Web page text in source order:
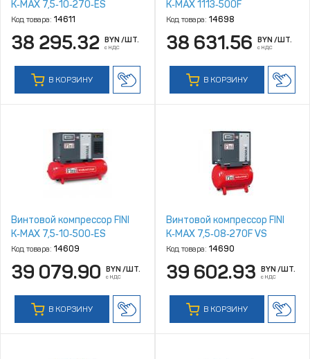
K‑MAX 7,5‑10‑270‑ES
Код товара: 14611
38 295.32 BYN /ШТ.
с НДС
В КОРЗИНУ
K‑MAX 1113‑500F
Код товара: 14698
38 631.56 BYN /ШТ.
с НДС
В КОРЗИНУ
Винтовой компрессор FINI
K‑MAX 7,5‑10‑500‑ES
Код товара: 14609
39 079.90 BYN /ШТ.
с НДС
В КОРЗИНУ
Винтовой компрессор FINI
K‑MAX 7,5‑08‑270F VS
Код товара: 14690
39 602.93 BYN /ШТ.
с НДС
В КОРЗИНУ